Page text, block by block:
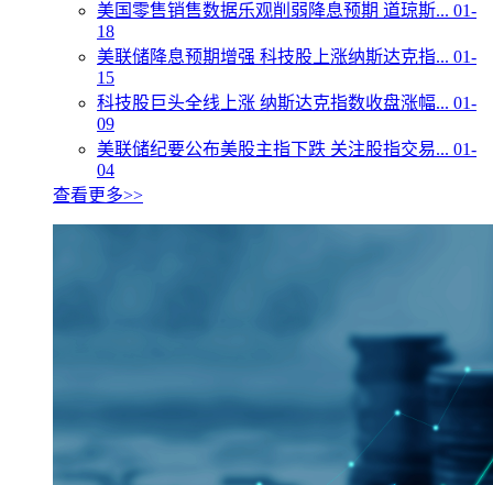
美国零售销售数据乐观削弱降息预期 道琼斯... 01-
18
美联储降息预期增强 科技股上涨纳斯达克指... 01-
15
科技股巨头全线上涨 纳斯达克指数收盘涨幅... 01-
09
美联储纪要公布美股主指下跌 关注股指交易... 01-
04
查看更多>>